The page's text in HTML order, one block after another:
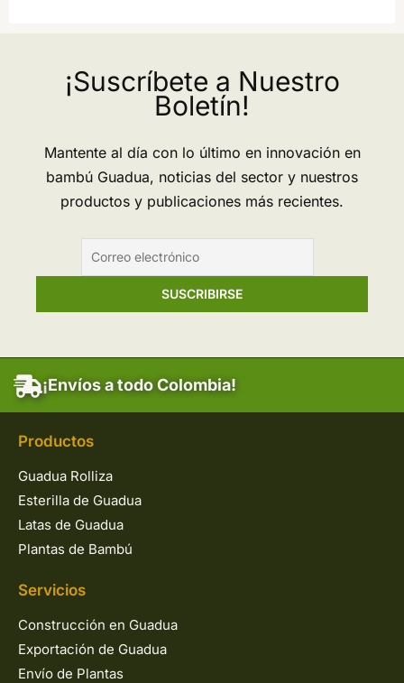
¡Suscríbete a Nuestro
Boletín!
Mantente al día con lo último en innovación en
bambú Guadua, noticias del sector y nuestros
productos y publicaciones más recientes.
¡Envíos a todo Colombia!
Productos
Guadua Rolliza
Esterilla de Guadua
Latas de Guadua
Plantas de Bambú
Servicios
Construcción en Guadua
Exportación de Guadua
Envío de Plantas